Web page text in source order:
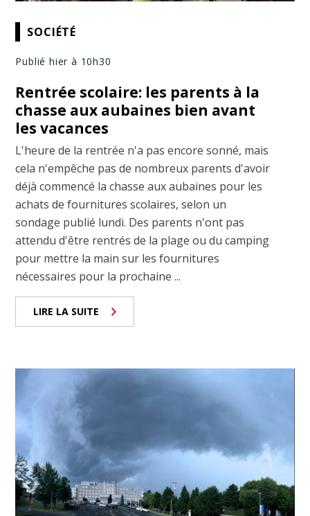
SOCIÉTÉ
Publié hier à 10h30
Rentrée scolaire: les parents à la
chasse aux aubaines bien avant
les vacances
L'heure de la rentrée n'a pas encore sonné, mais
cela n'empêche pas de nombreux parents d'avoir
déjà commencé la chasse aux aubaines pour les
achats de fournitures scolaires, selon un
sondage publié lundi. Des parents n'ont pas
attendu d'être rentrés de la plage ou du camping
pour mettre la main sur les fournitures
nécessaires pour la prochaine ...
LIRE LA SUITE